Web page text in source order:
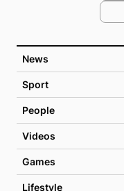
News
Sport
People
Videos
Games
Lifestyle